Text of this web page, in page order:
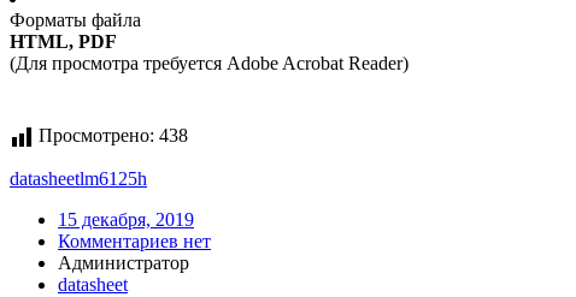
Форматы файла
HTML, PDF
(Для просмотра требуется Adobe Acrobat Reader)
Просмотрено: 438
datasheetlm6125h
15 декабря, 2019
Комментариев нет
Администратор
datasheet